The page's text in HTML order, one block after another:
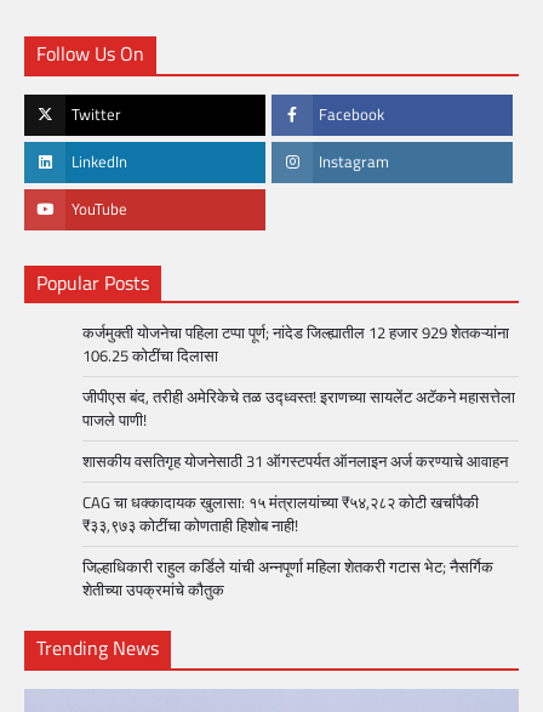
Follow Us On
Twitter Facebook
LinkedIn Instagram
YouTube
Popular Posts
कर्जमुक्ती योजनेचा पहिला टप्पा पूर्ण; नांदेड जिल्ह्यातील 12 हजार 929 शेतकऱ्यांना
106.25 कोटींचा दिलासा
जीपीएस बंद, तरीही अमेरिकेचे तळ उद्ध्वस्त! इराणच्या सायलेंट अटॅकने महासत्तेला
पाजले पाणी!
शासकीय वसतिगृह योजनेसाठी 31 ऑगस्टपर्यत ऑनलाइन अर्ज करण्याचे आवाहन
CAG चा धक्कादायक खुलासा: १५ मंत्रालयांच्या ₹५४,२८२ कोटी खर्चापैकी
₹३३,९७३ कोटींचा कोणताही हिशोब नाही!
जिल्हाधिकारी राहुल कर्डिले यांची अन्नपूर्णा महिला शेतकरी गटास भेट; नैसर्गिक
शेतीच्या उपक्रमांचे कौतुक
Trending News